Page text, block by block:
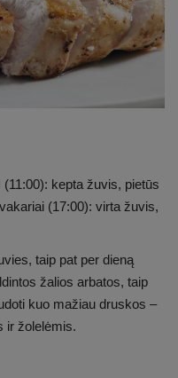
kepta žuvis, pietūs
(17:00): virta žuvis,
taip pat per dieną
žalios arbatos, taip
kuo mažiau druskos –
ir žolelėmis.